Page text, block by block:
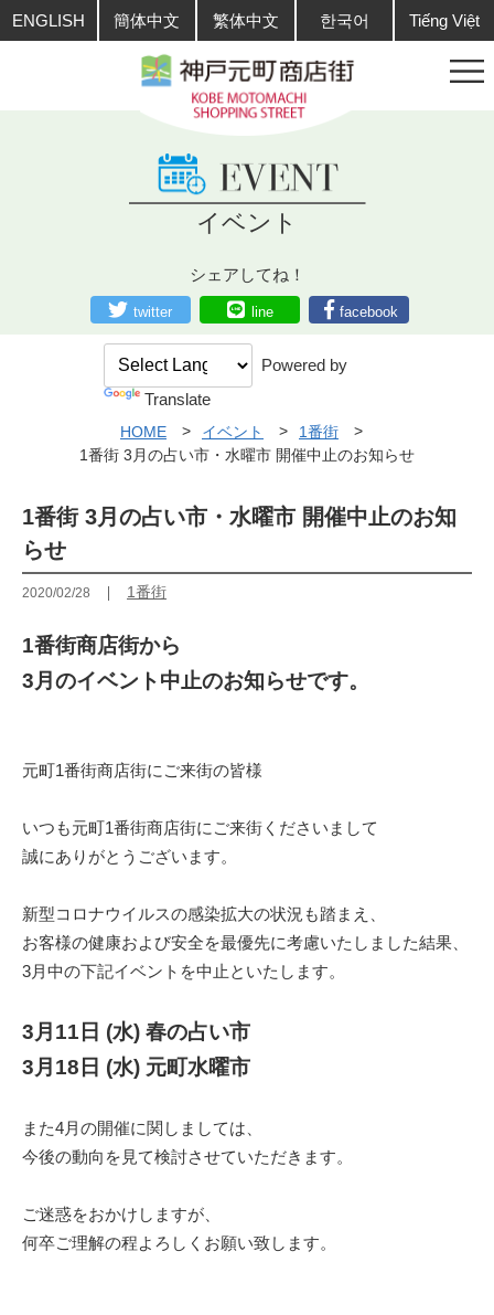
ENGLISH 簡体中文 繁体中文 한국어 Tiếng Việt
イベント
シェアしてね！
twitter line facebook
Powered by
Translate
HOME イベント
1番街
1番街 3月の占い市・水曜市 開催中止のお知らせ
1番街 3月の占い市・水曜市 開催中止のお知
らせ
2020/02/28 1番街
1番街商店街から
3月のイベント中止のお知らせです。
元町1番街商店街にご来街の皆様
いつも元町1番街商店街にご来街くださいまして
誠にありがとうございます。
新型コロナウイルスの感染拡大の状況も踏まえ、
お客様の健康および安全を最優先に考慮いたしました結果、
3月中の下記イベントを中止といたします。
3月11日 (水) 春の占い市
3月18日 (水) 元町水曜市
また4月の開催に関しましては、
今後の動向を見て検討させていただきます。
ご迷惑をおかけしますが、
何卒ご理解の程よろしくお願い致します。